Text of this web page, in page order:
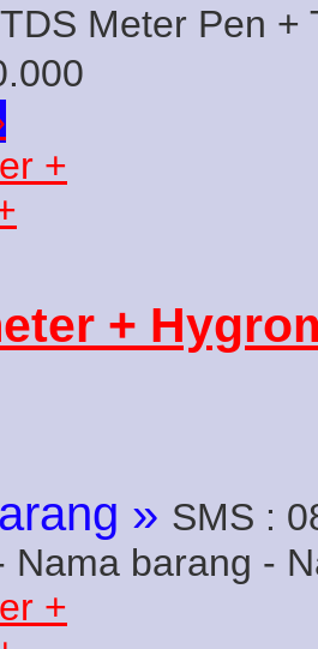
Meter Pen +
+
» SMS :
Nama barang -